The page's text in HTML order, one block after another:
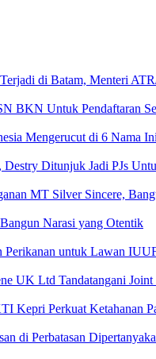
di Batam, Menteri
BKN Untuk Pendaftaran
Mengerucut di 6 Nama
Ditunjuk Jadi PJs
MT Silver Sincere,
Narasi yang Otentik
Perikanan untuk Lawan
UK Ltd Tandatangani
Kepri Perkuat Ketahanan
di Perbatasan